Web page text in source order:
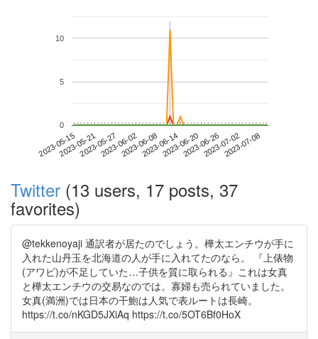
2023-05-152023-05-212023-05-272023-06-022023-06-082023-06-142023-06-202023-06-262023-07-022023-07-08
0
5
10
Twitter (13 users, 17 posts, 37
favorites)
@tekkenoyaji 通訳者が居たのでしょう。樺太エンチウが手に
入れた山丹玉を北海道の人が手に入れてたのなら。 『上俵物
(アワビ)が不足していた…子供を質に取られる』これは女真
と樺太エンチウの交易なのでは。寡婦も売られていました。
女真(満洲)では日本の干鮑は人気で表ルートは長崎。
https://t.co/nKGD5JXiAq https://t.co/5OT6Bf0HoX